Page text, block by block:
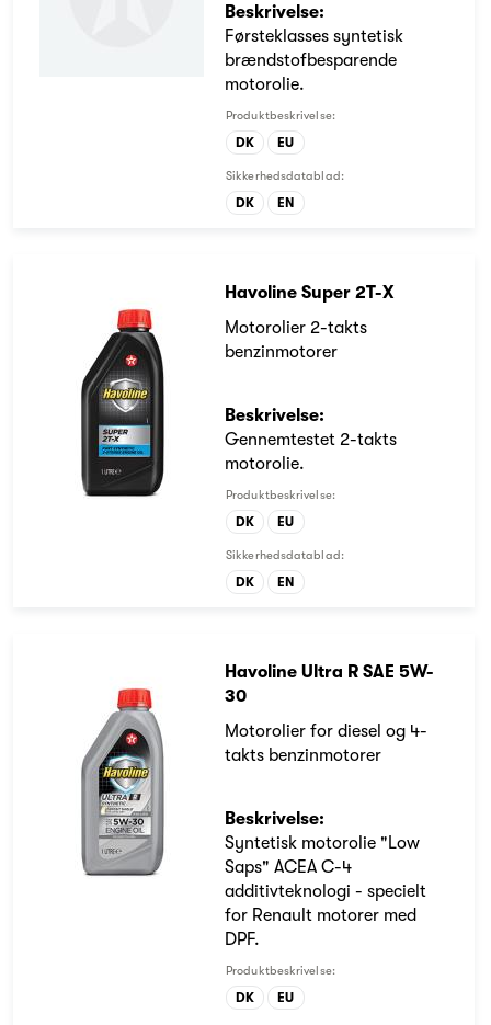
Beskrivelse:
Førsteklasses syntetisk
brændstofbesparende
motorolie.
Produktbeskrivelse:
DK EU
Sikkerhedsdatablad:
DK EN
Havoline Super 2T-X
Motorolier 2-takts
benzinmotorer
Beskrivelse:
Gennemtestet 2-takts
motorolie.
Produktbeskrivelse:
DK EU
Sikkerhedsdatablad:
DK EN
Havoline Ultra R SAE 5W-
30
Motorolier for diesel og 4-
takts benzinmotorer
Beskrivelse:
Syntetisk motorolie "Low
Saps" ACEA C-4
additivteknologi - specielt
for Renault motorer med
DPF.
Produktbeskrivelse:
DK EU